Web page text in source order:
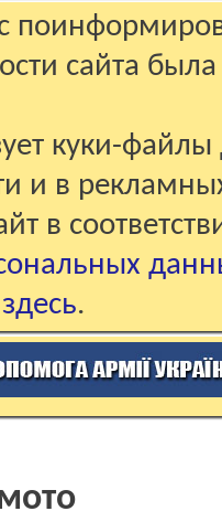
сайта
куки-файлы
и в
в
.